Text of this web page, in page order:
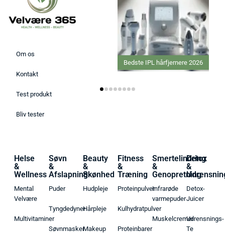
Om os
Kontakt
Test produkt
Bliv tester
Bedste IPL hårfjernere 2026
Helse
&
Wellness
Mental
Velvære
Multivitaminer
Søvn
&
Afslapning
Puder
Tyngdedyner
Søvnmasker
Beauty
&
Skønhed
Hudpleje
Hårpleje
Makeup
Fitness
&
Træning
Proteinpulver
Kulhydratpulver
Proteinbarer
Smertelindring
&
Genopretning
Infrarøde
varmepuder
Muskelcremer
Detox
&
Detox-
Juicer
Udrensnings-
Te